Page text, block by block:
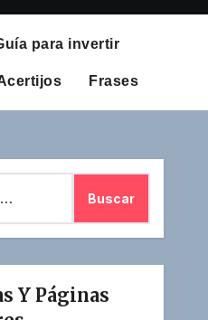
para invertir
Frases
Y Páginas